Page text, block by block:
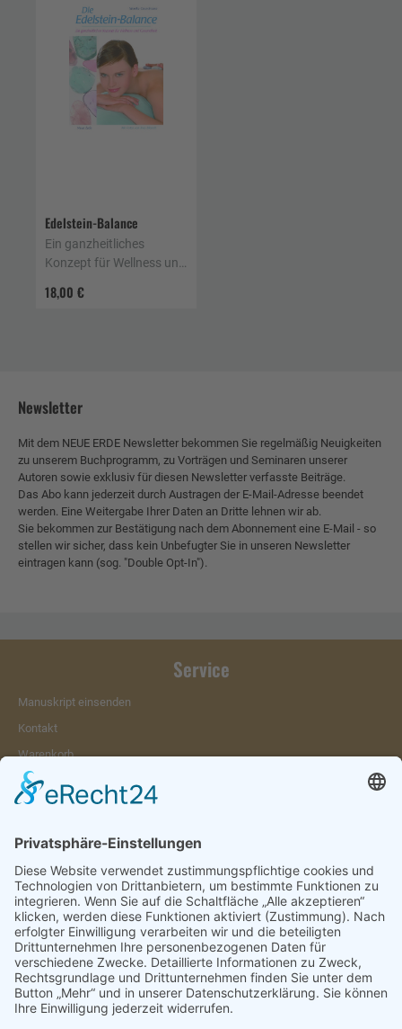
Edelstein-Balance
18,00 €
Ein ganzheitliches
Konzept für Wellness und
Newsletter
Mit dem NEUE ERDE Newsletter bekommen Sie regelmäßig Neuigkeiten
zu unserem Buchprogramm, zu Vorträgen und Seminaren unserer
Autoren sowie exklusiv für diesen Newsletter verfasste Beiträge.
Das Abo kann jederzeit durch Austragen der E-Mail-Adresse beendet
werden. Eine Weitergabe Ihrer Daten an Dritte lehnen wir ab.
Sie bekommen zur Bestätigung nach dem Abonnement eine E-Mail - so
stellen wir sicher, dass kein Unbefugter Sie in unseren Newsletter
eintragen kann (sog. "Double Opt-In").
Service
Manuskript einsenden
Kontakt
Warenkorb
Konto
Merkzettel
Vertrag widerrufen
Informationen
Impressum & Disclaimer
AGB und Widerrufsrecht